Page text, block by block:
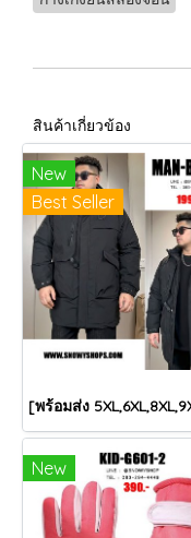
สินค้าเกี่ยวข้อง
New
Best Seller
New